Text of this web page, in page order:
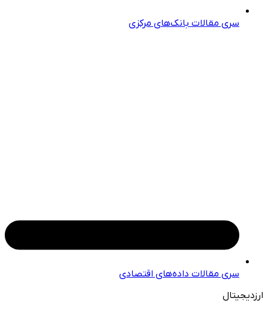
سری مقالات بانک‌های مرکزی
سری مقالات داده‌های اقتصادی
ارزدیجیتال